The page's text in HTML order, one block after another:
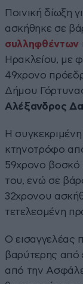
Ποινική δίωξη
ασκήθηκε σε
συλληφθέντων
Ηρακλείου, με
49χρονο
Δήμου
Αλέξανδρος
Η
κτηνοτρόφο
59χρονο βοσκό
του, ενώ σε
32χρονου
τετελεσμένη
Ο εισαγγελέας
βαρύτερης από
από την